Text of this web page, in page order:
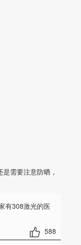
需要注意防晒，
有308激光的医
588